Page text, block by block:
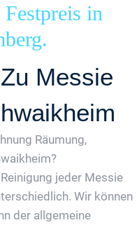
in
Messie
Räumung,
jeder Messie
Wir können
der allgemeine